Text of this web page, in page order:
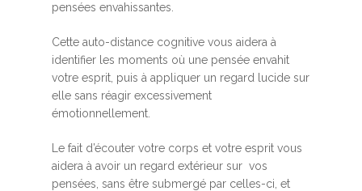
pensées envahissantes.
Cette auto-distance cognitive vous aidera à
identifier les moments où une pensée envahit
votre esprit, puis à appliquer un regard lucide sur
elle sans réagir excessivement
émotionnellement.
Le fait d’écouter votre corps et votre esprit vous
aidera à avoir un regard extérieur sur vos
pensées, sans être submergé par celles-ci, et